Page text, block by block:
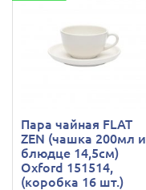
Пара чайная FLAT
ZEN (чашка 200мл и
блюдце 14,5см)
Oxford 151514,
(коробка 16 шт.)